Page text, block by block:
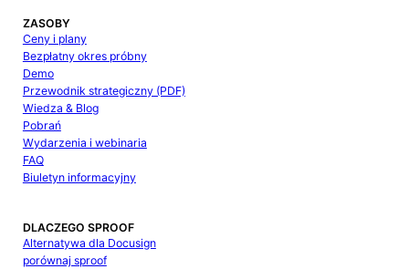
ZASOBY
Ceny i plany
Bezpłatny okres próbny
Demo
Przewodnik strategiczny (PDF)
Wiedza & Blog
Pobrań
Wydarzenia i webinaria
FAQ
Biuletyn informacyjny
DLACZEGO SPROOF
Alternatywa dla Docusign
porównaj sproof